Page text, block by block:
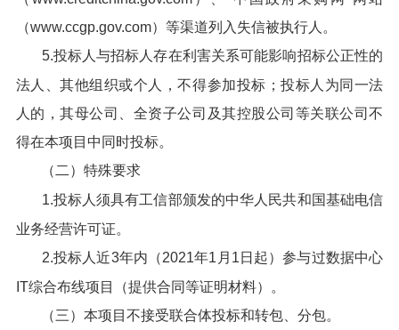
（www.ccgp.gov.com）等渠道列入失信被执行人。
5.投标人与招标人存在利害关系可能影响招标公正性的
法人、其他组织或个人，不得参加投标；投标人为同一法
人的，其母公司、全资子公司及其控股公司等关联公司不
得在本项目中同时投标。
（二）特殊要求
1.投标人须具有工信部颁发的中华人民共和国基础电信
业务经营许可证。
2.投标人近3年内（2021年1月1日起）参与过数据中心
IT综合布线项目（提供合同等证明材料）。
（三）本项目不接受联合体投标和转包、分包。